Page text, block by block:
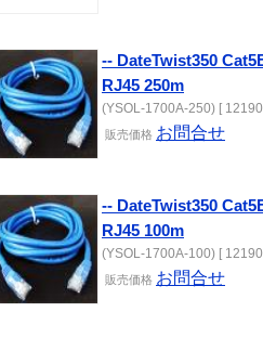
-- DateTwist350
RJ45 250m
(YSOL-1700A-250) [
販売価格 お問合せ
-- DateTwist350
RJ45 100m
(YSOL-1700A-100) [
販売価格 お問合せ